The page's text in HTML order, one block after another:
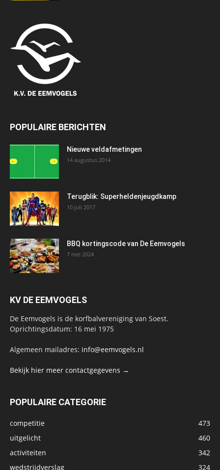
POPULAIRE BERICHTEN
Nieuwe veldafmetingen
14 augustus 2014
Terugblik: Superheldenjeugdkamp
10 juli 2017
BBQ kortingscode van De Eemvogels
7 mei 2024
KV DE EEMVOGELS
De Eemvogels is de korfbalvereniging van Soest.
Oprichtingsdatum: 16 mei 1975
Algemeen mailadres: info@eemvogels.nl
Bekijk hier meer contactgegevens →
POPULAIRE CATEGORIE
competitie
473
uitgelicht
460
activiteiten
342
wedstrijdverslag
324